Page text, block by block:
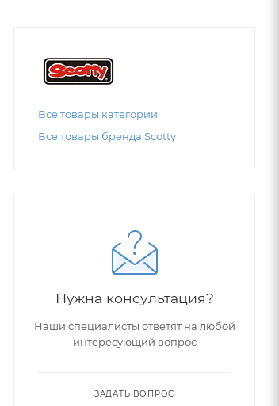
Все товары категории
Все товары бренда Scotty
Нужна консультация?
Наши специалисты ответят на любой
интересующий вопрос
ЗАДАТЬ ВОПРОС